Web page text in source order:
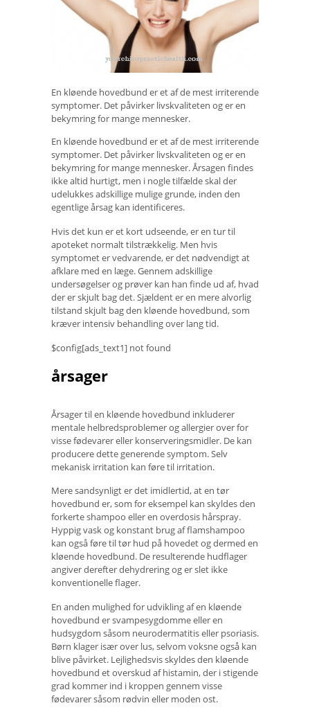
En kløende hovedbund er et af de mest irriterende
symptomer. Det påvirker livskvaliteten og er en
bekymring for mange mennesker.
En kløende hovedbund er et af de mest irriterende
symptomer. Det påvirker livskvaliteten og er en
bekymring for mange mennesker. Årsagen findes
ikke altid hurtigt, men i nogle tilfælde skal der
udelukkes adskillige mulige grunde, inden den
egentlige årsag kan identificeres.
Hvis det kun er et kort udseende, er en tur til
apoteket normalt tilstrækkelig. Men hvis
symptomet er vedvarende, er det nødvendigt at
afklare med en læge. Gennem adskillige
undersøgelser og prøver kan han finde ud af, hvad
der er skjult bag det. Sjældent er en mere alvorlig
tilstand skjult bag den kløende hovedbund, som
kræver intensiv behandling over lang tid.
$config[ads_text1] not found
årsager
Årsager til en kløende hovedbund inkluderer
mentale helbredsproblemer og allergier over for
visse fødevarer eller konserveringsmidler. De kan
producere dette generende symptom. Selv
mekanisk irritation kan føre til irritation.
Mere sandsynligt er det imidlertid, at en tør
hovedbund er, som for eksempel kan skyldes den
forkerte shampoo eller en overdosis hårspray.
Hyppig vask og konstant brug af flamshampoo
kan også føre til tør hud på hovedet og dermed en
kløende hovedbund. De resulterende hudflager
angiver derefter dehydrering og er slet ikke
konventionelle flager.
En anden mulighed for udvikling af en kløende
hovedbund er svampesygdomme eller en
hudsygdom såsom neurodermatitis eller psoriasis.
Børn klager især over lus, selvom voksne også kan
blive påvirket. Lejlighedsvis skyldes den kløende
hovedbund et overskud af histamin, der i stigende
grad kommer ind i kroppen gennem visse
fødevarer såsom rødvin eller moden ost.